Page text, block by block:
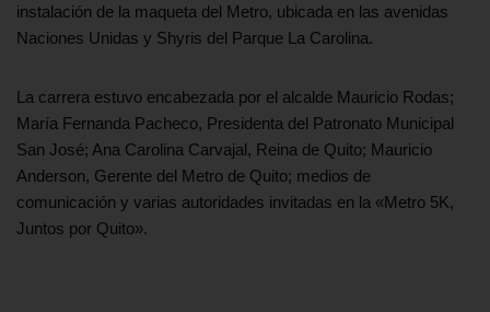
instalación de la maqueta del Metro, ubicada en las avenidas
Naciones Unidas y Shyris del Parque La Carolina.
La carrera estuvo encabezada por el alcalde Mauricio Rodas;
María Fernanda Pacheco, Presidenta del Patronato Municipal
San José; Ana Carolina Carvajal, Reina de Quito; Mauricio
Anderson, Gerente del Metro de Quito; medios de
comunicación y varias autoridades invitadas en la «Metro 5K,
Juntos por Quito».